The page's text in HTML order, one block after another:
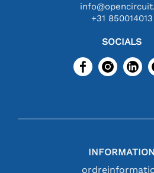
+31 850014013
SOCIALS
INFORMATION